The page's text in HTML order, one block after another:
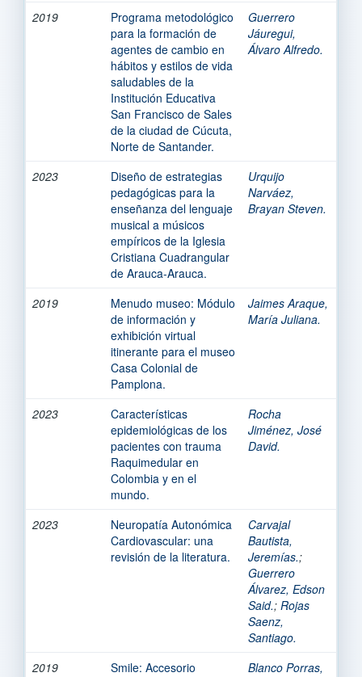
2019
Programa metodológico
para la formación de
agentes de cambio en
hábitos y estilos de vida
saludables de la
Institución Educativa
San Francisco de Sales
de la ciudad de Cúcuta,
Norte de Santander.
Guerrero
Jáuregui,
Álvaro Alfredo.
2023
Diseño de estrategias
pedagógicas para la
enseñanza del lenguaje
musical a músicos
empíricos de la Iglesia
Cristiana Cuadrangular
de Arauca-Arauca.
Urquijo
Narváez,
Brayan Steven.
2019
Menudo museo: Módulo
de información y
exhibición virtual
itinerante para el museo
Casa Colonial de
Pamplona.
Jaimes Araque,
María Juliana.
2023
Características
epidemiológicas de los
pacientes con trauma
Raquimedular en
Colombia y en el
mundo.
Rocha
Jiménez, José
David.
2023
Neuropatía Autonómica
Cardiovascular: una
revisión de la literatura.
Carvajal
Bautista,
Jeremías.;
Guerrero
Álvarez, Edson
Said.; Rojas
Saenz,
Santiago.
2019
Smile: Accesorio
Blanco Porras,